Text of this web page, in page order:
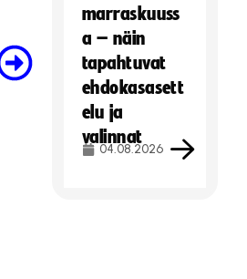
marraskuuss
a – näin
tapahtuvat
ehdokasasett
elu ja
valinnat
04.08.2026